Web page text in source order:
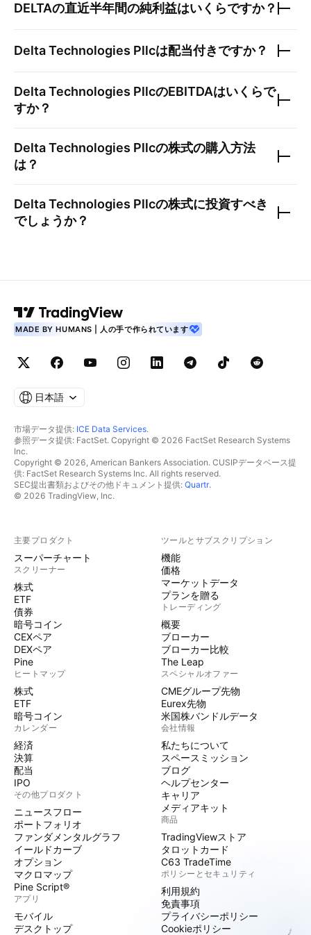
DELTAの直近半年間の純利益はいくらですか？
Delta Technologies Pllcは配当付きですか？
Delta Technologies PllcのEBITDAはいくらで
すか？
Delta Technologies Pllcの株式の購入方法
は？
Delta Technologies Pllcの株式に投資すべき
でしょうか？
MADE BY HUMANS | 人の手で作られています
日本語
市場データ提供: ICE Data Services.
参照データ提供: FactSet. Copyright © 2026 FactSet Research Systems
Inc.
Copyright © 2026, American Bankers Association. CUSIPデータベース提
供: FactSet Research Systems Inc. All rights reserved.
SEC提出書類およびその他ドキュメント提供: Quartr.
© 2026 TradingView, Inc.
主要プロダクト
スーパーチャート
スクリーナー
株式
ETF
債券
暗号コイン
CEXペア
DEXペア
Pine
ヒートマップ
株式
ETF
暗号コイン
カレンダー
経済
決算
配当
IPO
その他プロダクト
ニュースフロー
ポートフォリオ
ファンダメンタルグラフ
イールドカーブ
オプション
マクロマップ
Pine Script®
アプリ
モバイル
デスクトップ
ツールとサブスクリプション
機能
価格
マーケットデータ
プランを贈る
トレーディング
概要
ブローカー
ブローカー比較
The Leap
スペシャルオファー
CMEグループ先物
Eurex先物
米国株バンドルデータ
会社情報
私たちについて
スペースミッション
ブログ
ヘルプセンター
キャリア
メディアキット
商品
TradingViewストア
タロットカード
C63 TradeTime
ポリシーとセキュリティ
利用規約
免責事項
プライバシーポリシー
Cookieポリシー